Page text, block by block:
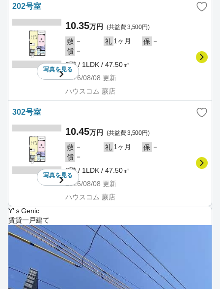
202号室
写真を見る
10.35万円 (共益費 3,500円)
敷 － 礼 1ヶ月 保 －
償 －
2階 / 1LDK / 47.50㎡
2026/08/08 更新
ハウスコム 蕨店
302号室
写真を見る
10.45万円 (共益費 3,500円)
敷 － 礼 1ヶ月 保 －
償 －
3階 / 1LDK / 47.50㎡
2026/08/08 更新
ハウスコム 蕨店
Y’ｓGenic
賃貸一戸建て